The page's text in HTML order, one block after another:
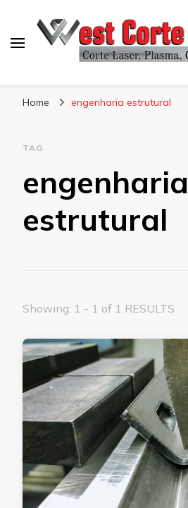
Home engenharia estrutural
TAG
engenharia
estrutural
Showing: 1 - 1 of 1 RESULTS